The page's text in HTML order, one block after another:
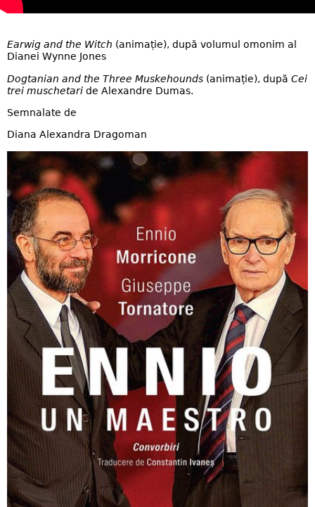
Earwig and the Witch (animație), după volumul omonim al
Dianei Wynne Jones
Dogtanian and the Three Muskehounds (animație), după Cei
trei muschetari de Alexandre Dumas.
Semnalate de
Diana Alexandra Dragoman